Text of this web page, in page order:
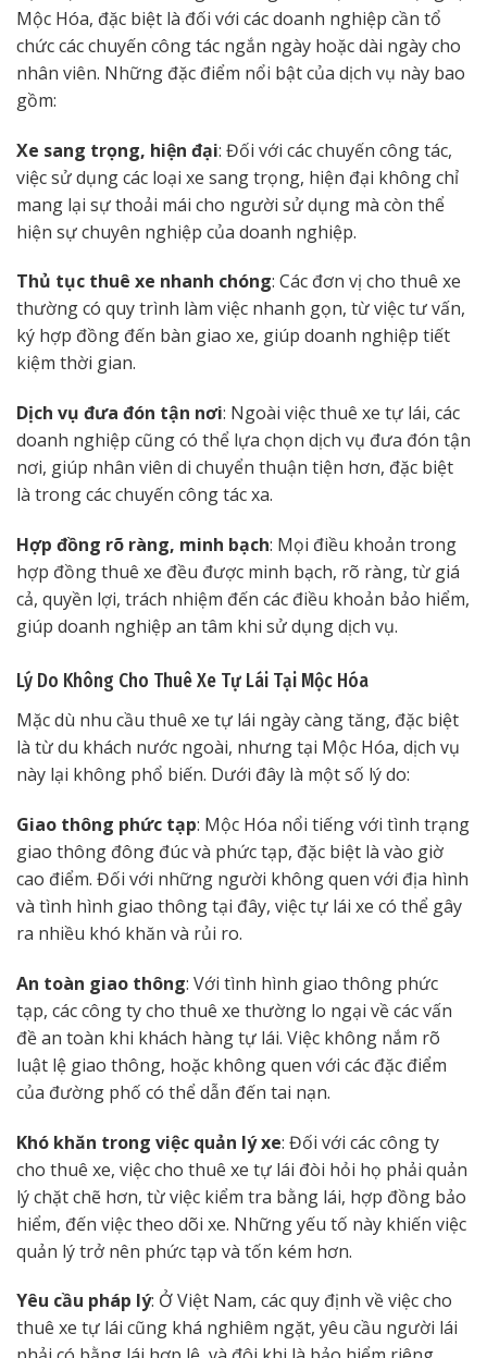
Mộc Hóa, đặc biệt là đối với các doanh nghiệp cần tổ
chức các chuyến công tác ngắn ngày hoặc dài ngày cho
nhân viên. Những đặc điểm nổi bật của dịch vụ này bao
gồm:
Xe sang trọng, hiện đại: Đối với các chuyến công tác,
việc sử dụng các loại xe sang trọng, hiện đại không chỉ
mang lại sự thoải mái cho người sử dụng mà còn thể
hiện sự chuyên nghiệp của doanh nghiệp.
Thủ tục thuê xe nhanh chóng: Các đơn vị cho thuê xe
thường có quy trình làm việc nhanh gọn, từ việc tư vấn,
ký hợp đồng đến bàn giao xe, giúp doanh nghiệp tiết
kiệm thời gian.
Dịch vụ đưa đón tận nơi: Ngoài việc thuê xe tự lái, các
doanh nghiệp cũng có thể lựa chọn dịch vụ đưa đón tận
nơi, giúp nhân viên di chuyển thuận tiện hơn, đặc biệt
là trong các chuyến công tác xa.
Hợp đồng rõ ràng, minh bạch: Mọi điều khoản trong
hợp đồng thuê xe đều được minh bạch, rõ ràng, từ giá
cả, quyền lợi, trách nhiệm đến các điều khoản bảo hiểm,
giúp doanh nghiệp an tâm khi sử dụng dịch vụ.
Lý Do Không Cho Thuê Xe Tự Lái Tại Mộc Hóa
Mặc dù nhu cầu thuê xe tự lái ngày càng tăng, đặc biệt
là từ du khách nước ngoài, nhưng tại Mộc Hóa, dịch vụ
này lại không phổ biến. Dưới đây là một số lý do:
Giao thông phức tạp: Mộc Hóa nổi tiếng với tình trạng
giao thông đông đúc và phức tạp, đặc biệt là vào giờ
cao điểm. Đối với những người không quen với địa hình
và tình hình giao thông tại đây, việc tự lái xe có thể gây
ra nhiều khó khăn và rủi ro.
An toàn giao thông: Với tình hình giao thông phức
tạp, các công ty cho thuê xe thường lo ngại về các vấn
đề an toàn khi khách hàng tự lái. Việc không nắm rõ
luật lệ giao thông, hoặc không quen với các đặc điểm
của đường phố có thể dẫn đến tai nạn.
Khó khăn trong việc quản lý xe: Đối với các công ty
cho thuê xe, việc cho thuê xe tự lái đòi hỏi họ phải quản
lý chặt chẽ hơn, từ việc kiểm tra bằng lái, hợp đồng bảo
hiểm, đến việc theo dõi xe. Những yếu tố này khiến việc
quản lý trở nên phức tạp và tốn kém hơn.
Yêu cầu pháp lý: Ở Việt Nam, các quy định về việc cho
thuê xe tự lái cũng khá nghiêm ngặt, yêu cầu người lái